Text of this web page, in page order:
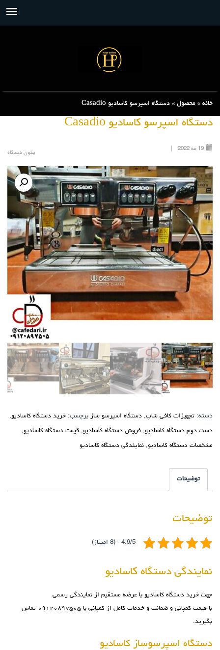
خانه » محصول » دستگاه اسپرسو کاسادیو Casadio
دستگاه اسپرسو کاسادیو Casadio
19 مه 2022
بدون دیدگاه
دسته: تجهیزات کافی شاپ, دستگاه اسپرسو ساز برچسب: خرید دستگاه کاسادیو,
دست دوم دستگاه کاسادیو, فروش دستگاه کاسادیو, قیمت دستگاه کاسادیو,
مشخصات دستگاه کاسادیو, نمایندگی دستگاه کاسادیو
توضیحات
توضیحات
4.9/5 - (8 امتیاز)
نمایندگی دستگاه کاسادیو
جهت خرید دستگاه کاسادیو با عرضه مستقیم از نمایندگی رسمی
با قیمت کمپانی و ضمانت و خدمات کامل از کمپانی با ۰۹۱۲۰۸۹۷۵۰۵ تماس
بگیرید.
دستگاه اسپرسوساز کاسادیو